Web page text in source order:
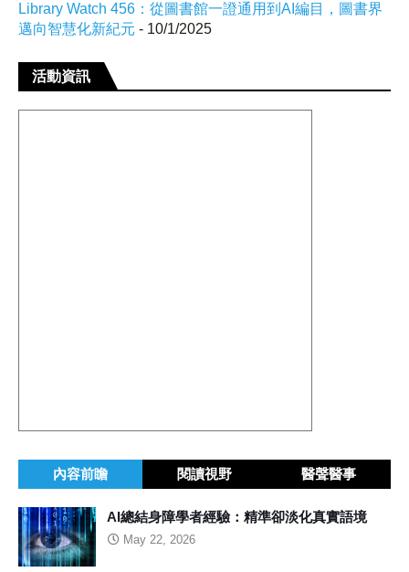
Library Watch 456：從圖書館一證通用到AI編目，圖書界
邁向智慧化新紀元 - 10/1/2025
活動資訊
內容前瞻 閱讀視野 醫聲醫事
AI總結身障學者經驗：精準卻淡化真實語境
May 22, 2026